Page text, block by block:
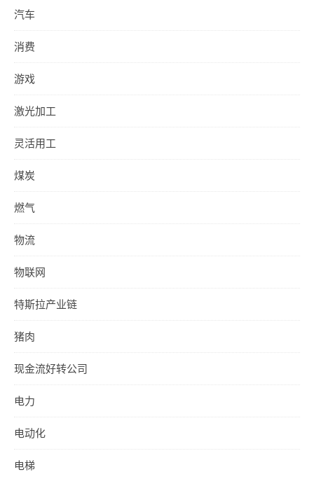
汽车
消费
游戏
激光加工
灵活用工
煤炭
燃气
物流
物联网
特斯拉产业链
猪肉
现金流好转公司
电力
电动化
电梯